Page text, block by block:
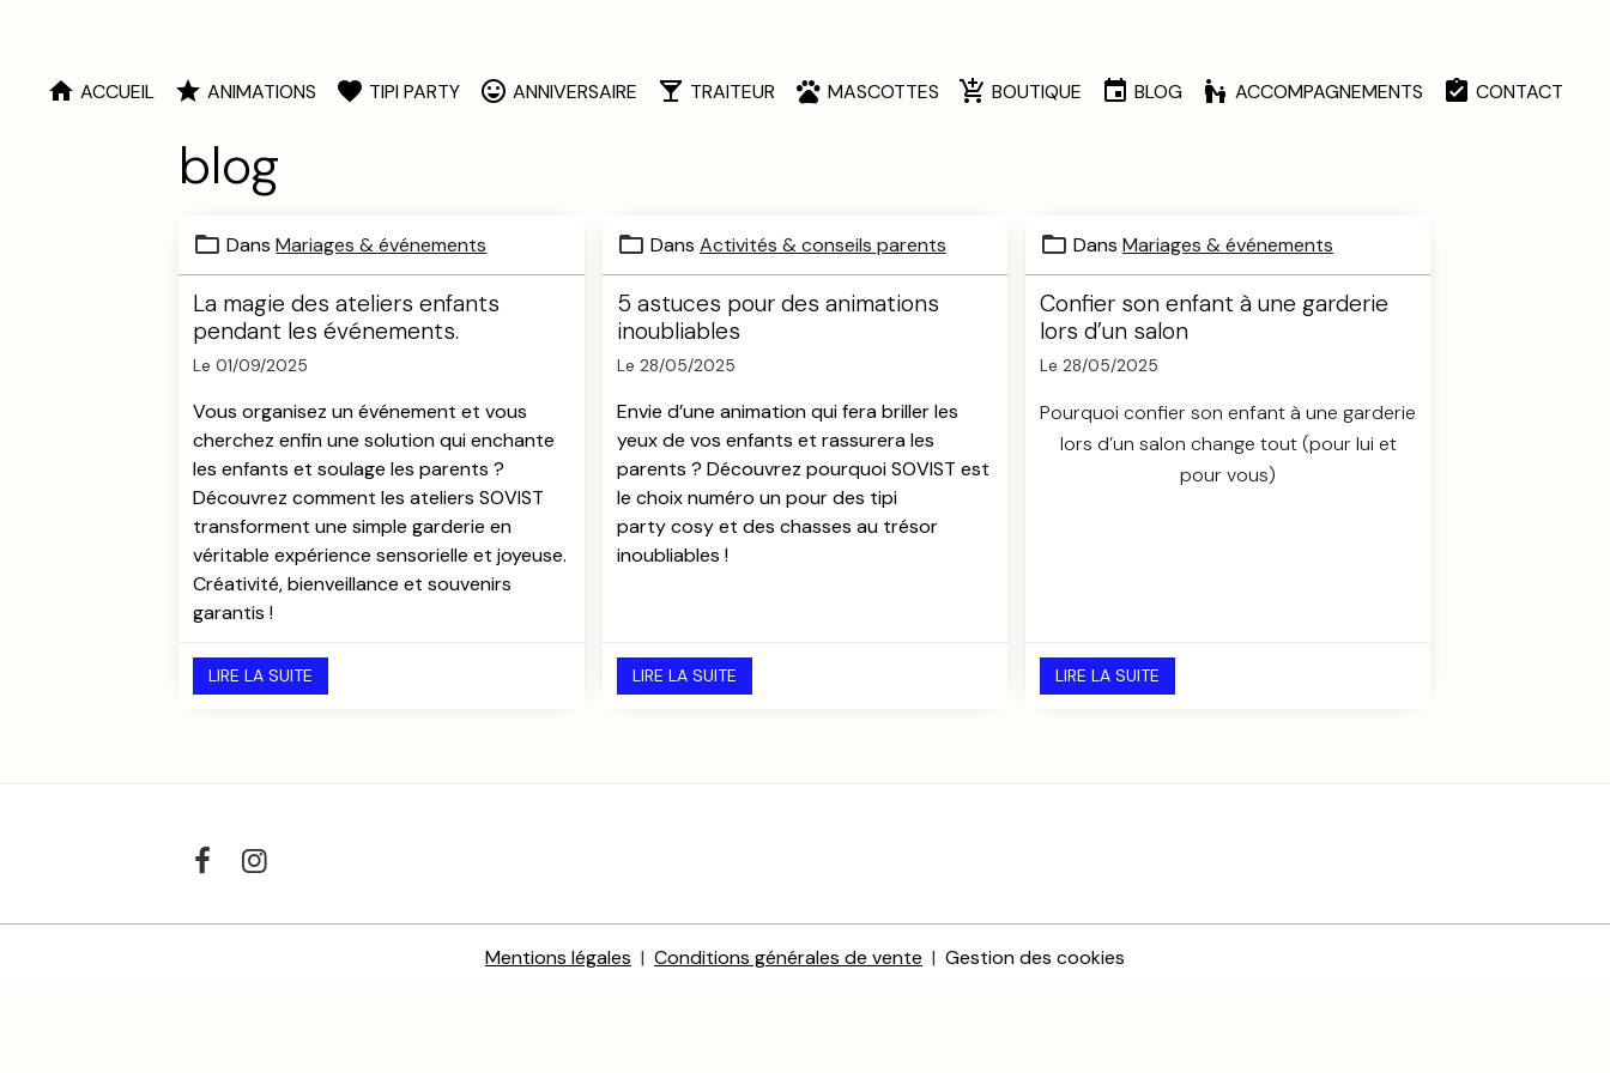
ACCUEIL ANIMATIONS TIPI PARTY ANNIVERSAIRE TRAITEUR MASCOTTES BOUTIQUE BLOG ACCOMPAGNEMENTS CONTACT
blog
DansMariages & événements
La magie des ateliers enfants
pendant les événements.
Le 01/09/2025
Vous organisez un événement et vous
cherchez enfin une solution qui enchante
les enfants et soulage les parents ?
Découvrez comment les ateliers SOVIST
transforment une simple garderie en
véritable expérience sensorielle et joyeuse.
Créativité, bienveillance et souvenirs
garantis !
LIRE LA SUITE
Dans Activités & conseils parents
5 astuces pour des animations
inoubliables
Le 28/05/2025
Envie d’une animation qui fera briller les
yeux de vos enfants et rassurera les
parents ? Découvrez pourquoi SOVIST est
le choix numéro un pour des tipi
party cosy et des chasses au trésor
inoubliables !
LIRE LA SUITE
DansMariages & événements
Confier son enfant à une garderie
lors d’un salon
Le 28/05/2025
Pourquoi confier son enfant à une garderie
lors d’un salon change tout (pour lui et
pour vous)
LIRE LA SUITE
Mentions légales Conditions générales de vente Gestion des cookies